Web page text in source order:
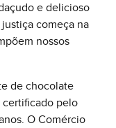
e delicioso
começa na
nossos
de chocolate
pelo
O Comércio